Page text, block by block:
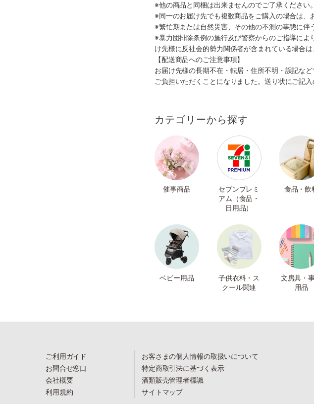
※他の商品と同梱は出来ませんのでご了承ください。
※同一のお届け先でも複数商品をご購入の場合は、
※繁忙期または自然災害、その他の不測の事態に伴
※暴力団排除条例の施行及び警察からのご指導に
け先様に反社会的勢力関係者が含まれている場合
【配送商品へのご注意事項】
お届け先様の長期不在・転居・住所不明・誤記な
ご負担いただくことになりました。送り状にご記
カテゴリーから探す
催事商品
セブンプレミ
アム（食品・
日用品）
食品・飲
ベビー用品
子供衣料・ス
クール関連
文房具・
用品
ご利用ガイド
お問合せ窓口
会社概要
利用規約
お客さまの個人情報の取扱いについて
特定商取引法に基づく表示
酒類販売管理者標識
サイトマップ